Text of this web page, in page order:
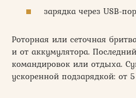
зарядка через USB-
Роторная или сеточная
и от аккумулятора.
командировок или отдыха.
ускоренной подзарядкой: от